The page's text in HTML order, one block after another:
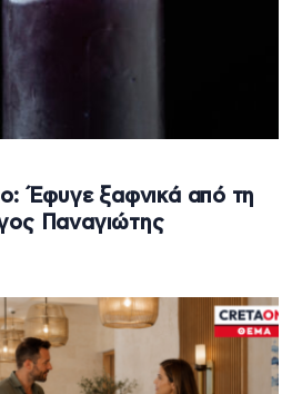
Έφυγε ξαφνικά από τη
Παναγιώτης